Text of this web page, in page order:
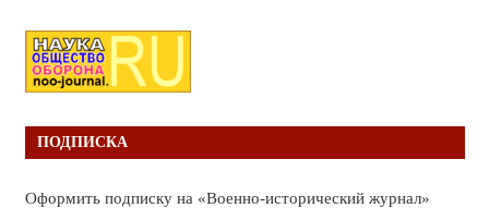
ПОДПИСКА
Оформить подписку на «Военно-исторический журнал»